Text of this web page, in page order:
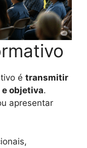
é transmitir
objetiva.
apresentar